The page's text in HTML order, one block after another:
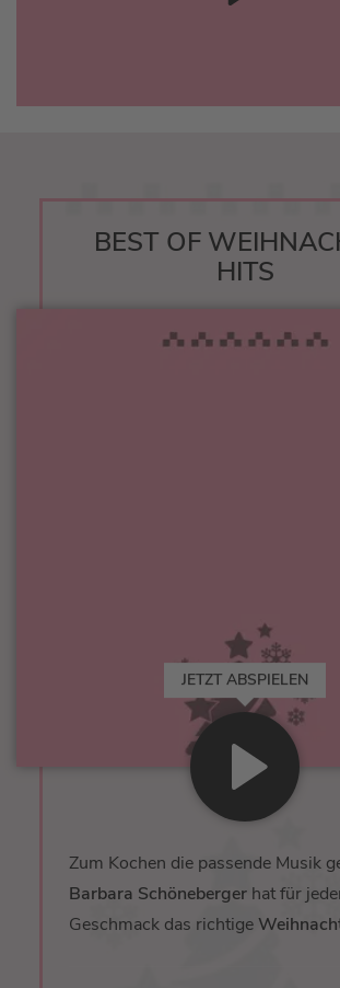
BEST OF
HITS
JETZT ABSPIELEN
Zum Kochen die passende Musik
Barbara Schöneberger hat für
Geschmack das richtige